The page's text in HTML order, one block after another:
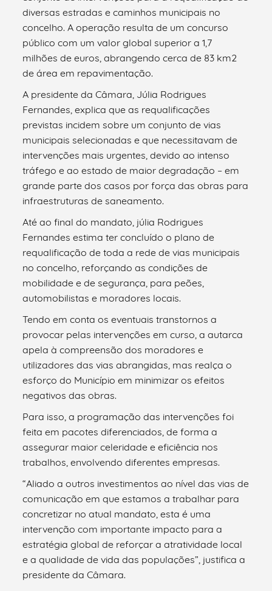
diversas estradas e caminhos municipais no
concelho. A operação resulta de um concurso
público com um valor global superior a 1,7
milhões de euros, abrangendo cerca de 83 km2
de área em repavimentação.
A presidente da Câmara, Júlia Rodrigues
Fernandes, explica que as requalificações
previstas incidem sobre um conjunto de vias
municipais selecionadas e que necessitavam de
intervenções mais urgentes, devido ao intenso
tráfego e ao estado de maior degradação – em
grande parte dos casos por força das obras para
infraestruturas de saneamento.
Até ao final do mandato, júlia Rodrigues
Fernandes estima ter concluído o plano de
requalificação de toda a rede de vias municipais
no concelho, reforçando as condições de
mobilidade e de segurança, para peões,
automobilistas e moradores locais.
Tendo em conta os eventuais transtornos a
provocar pelas intervenções em curso, a autarca
apela à compreensão dos moradores e
utilizadores das vias abrangidas, mas realça o
esforço do Município em minimizar os efeitos
negativos das obras.
Para isso, a programação das intervenções foi
feita em pacotes diferenciados, de forma a
assegurar maior celeridade e eficiência nos
trabalhos, envolvendo diferentes empresas.
“Aliado a outros investimentos ao nível das vias de
comunicação em que estamos a trabalhar para
concretizar no atual mandato, esta é uma
intervenção com importante impacto para a
estratégia global de reforçar a atratividade local
e a qualidade de vida das populações”, justifica a
presidente da Câmara.